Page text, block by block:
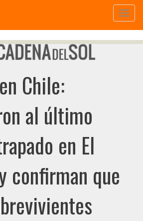
Chile:
al último
en El
confirman que